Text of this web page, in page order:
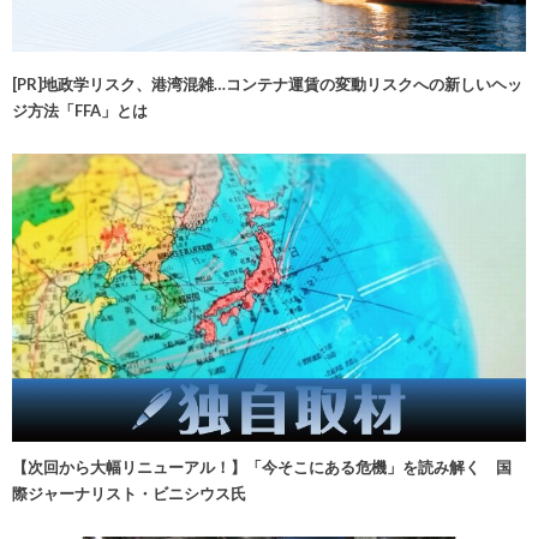
[PR]地政学リスク、港湾混雑…コンテナ運賃の変動リスクへの新しいヘッ
ジ方法「FFA」とは
【次回から大幅リニューアル！】「今そこにある危機」を読み解く 国
際ジャーナリスト・ビニシウス氏